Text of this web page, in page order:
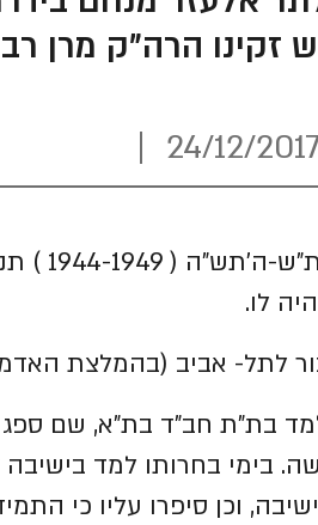
זקינו הרה"ק מרן
24/12/
לו.
לתל- אביב (בהמלצת
בת"ת חב"ד בת"א, שם ספג
בימי בחרותו למד
וכן סיפרו עליו כי